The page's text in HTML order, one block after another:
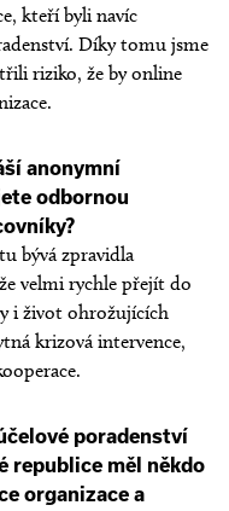
kteří byli navíc
Díky tomu jsme
riziko, že by online
anonymní
odbornou
bývá zpravidla
velmi rychle přejít do
i život ohrožujících
krizová intervence,
poradenství
republice měl někdo
organizace a